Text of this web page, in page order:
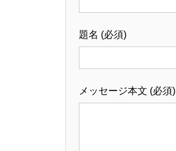
題名 (必須)
メッセージ本文 (必須)